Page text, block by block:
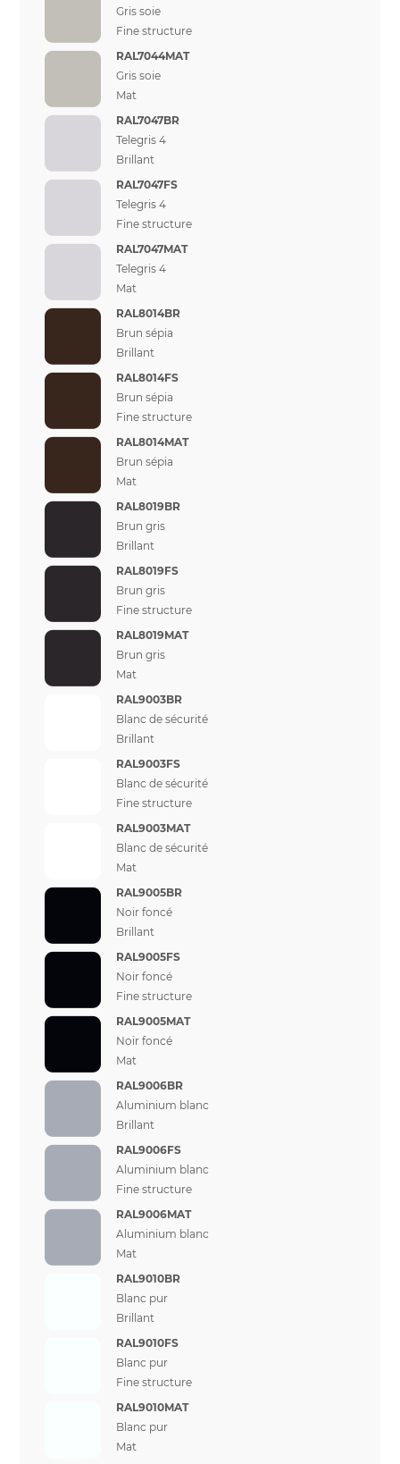
Gris soie
Fine structure
RAL7044MAT
Gris soie
Mat
RAL7047BR
Telegris 4
Brillant
RAL7047FS
Telegris 4
Fine structure
RAL7047MAT
Telegris 4
Mat
RAL8014BR
Brun sépia
Brillant
RAL8014FS
Brun sépia
Fine structure
RAL8014MAT
Brun sépia
Mat
RAL8019BR
Brun gris
Brillant
RAL8019FS
Brun gris
Fine structure
RAL8019MAT
Brun gris
Mat
RAL9003BR
Blanc de sécurité
Brillant
RAL9003FS
Blanc de sécurité
Fine structure
RAL9003MAT
Blanc de sécurité
Mat
RAL9005BR
Noir foncé
Brillant
RAL9005FS
Noir foncé
Fine structure
RAL9005MAT
Noir foncé
Mat
RAL9006BR
Aluminium blanc
Brillant
RAL9006FS
Aluminium blanc
Fine structure
RAL9006MAT
Aluminium blanc
Mat
RAL9010BR
Blanc pur
Brillant
RAL9010FS
Blanc pur
Fine structure
RAL9010MAT
Blanc pur
Mat